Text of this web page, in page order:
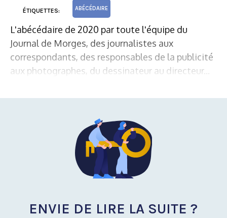
ÉTIQUETTES: ABÉCÉDAIRE
L'abécédaire de 2020 par toute l'équipe du
Journal de Morges, des journalistes aux
correspondants, des responsables de la publicité
aux photographes, du dessinateur au directeur...
ENVIE DE LIRE LA SUITE ?